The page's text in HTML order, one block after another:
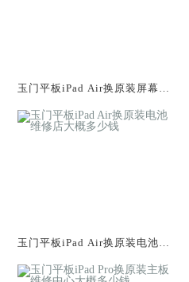
玉门平板iPad Air换原装屏幕服
玉门平板iPad Air换原装电池维